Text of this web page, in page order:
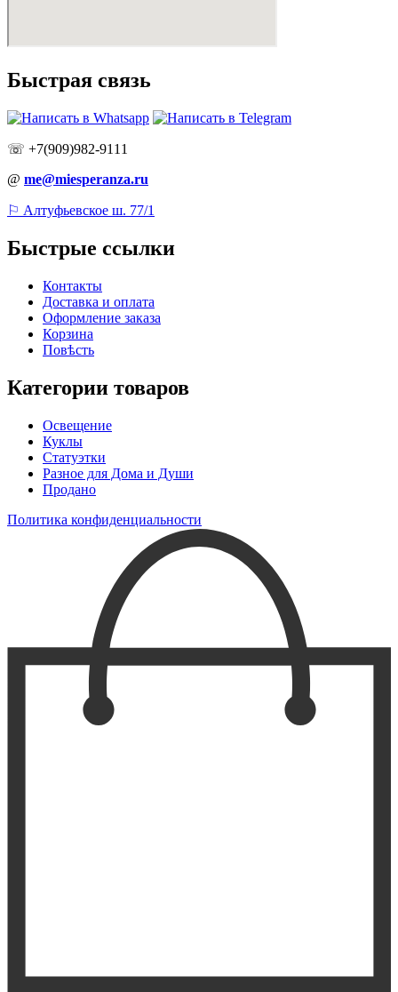
Быстрая связь
☏ +7(909)982-9111
@ me@miesperanza.ru
⚐ Алтуфьевское ш. 77/1
Быстрые ссылки
Контакты
Доставка и оплата
Оформление заказа
Корзина
Повѣсть
Категории товаров
Освещение
Куклы
Статуэтки
Разное для Дома и Души
Продано
Политика конфиденциальности